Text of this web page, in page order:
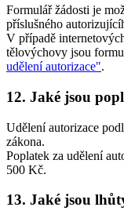
Formulář žádosti je
příslušného
V případě
tělovýchovy jsou
udělení autorizace".
12. Jaké jsou
Udělení autorizace
zákona.
Poplatek za udělení
500 Kč.
13. Jaké jsou